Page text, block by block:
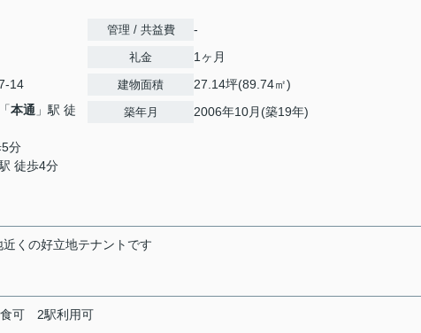
14
「本通 」駅 徒
5分
徒歩4分
管理 / 共益費 -
礼金 1ヶ月
建物面積 27.14坪(89.74㎡)
築年月 2006年10月(築19年)
くの好立地テナントです
可 2駅利用可